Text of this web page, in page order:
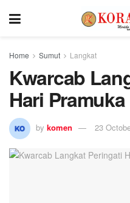
Home Sumut Langkat
Kwarcab
Hari
by komen 23